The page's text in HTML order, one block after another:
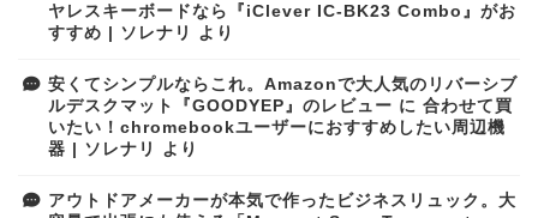
ヤレスキーボードなら『iClever IC-BK23 Combo』がお
すすめ | ソレナリ
より
安くてシンプルならこれ。Amazonで大人気のリバーシブ
ルデスクマット『GOODYEP』のレビュー に 合わせて買
いたい！chromebookユーザーにおすすめしたい周辺機
器 | ソレナリ
より
アウトドアメーカーが本気で作ったビジネスリュック。大